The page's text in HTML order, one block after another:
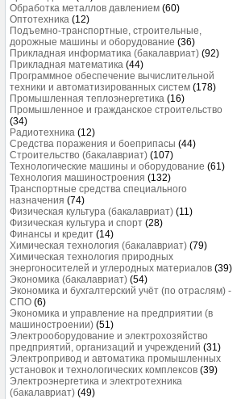
Обработка металлов давлением (60)
Оптотехника (12)
Подъемно-транспортные, строительные,
дорожные машины и оборудование (36)
Прикладная информатика (бакалавриат) (92)
Прикладная математика (44)
Программное обеспечение вычислительной
техники и автоматизированных систем (178)
Промышленная теплоэнергетика (16)
Промышленное и гражданское строительство
(34)
Радиотехника (12)
Средства поражения и боеприпасы (44)
Строительство (бакалавриат) (107)
Технологические машины и оборудование (61)
Технология машиностроения (132)
Транспортные средства специального
назначения (74)
Физическая культура (бакалавриат) (11)
Физическая культура и спорт (28)
Финансы и кредит (14)
Химическая технология (бакалавриат) (79)
Химическая технология природных
энергоносителей и углеродных материалов (39)
Экономика (бакалавриат) (54)
Экономика и бухгалтерский учёт (по отраслям) -
СПО (6)
Экономика и управление на предприятии (в
машиностроении) (51)
Электрооборудование и электрохозяйство
предприятий, организаций и учреждений (31)
Электропривод и автоматика промышленных
установок и технологических комплексов (39)
Электроэнергетика и электротехника
(бакалавриат) (49)